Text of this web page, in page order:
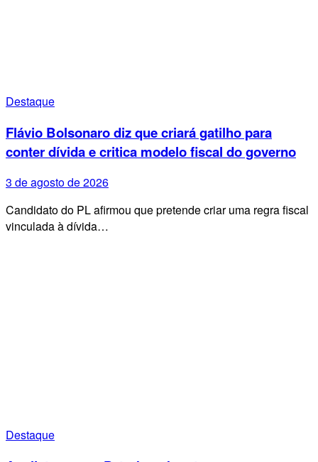
Destaque
Flávio Bolsonaro diz que criará gatilho para
conter dívida e critica modelo fiscal do governo
3 de agosto de 2026
Candidato do PL afirmou que pretende criar uma regra fiscal
vinculada à dívida…
Destaque